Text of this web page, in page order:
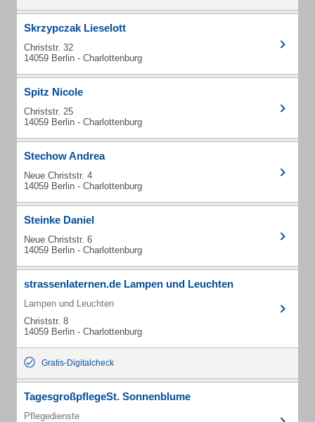
Skrzypczak Lieselott
Christstr. 32
14059 Berlin - Charlottenburg
Spitz Nicole
Christstr. 25
14059 Berlin - Charlottenburg
Stechow Andrea
Neue Christstr. 4
14059 Berlin - Charlottenburg
Steinke Daniel
Neue Christstr. 6
14059 Berlin - Charlottenburg
strassenlaternen.de Lampen und Leuchten
Lampen und Leuchten
Christstr. 8
14059 Berlin - Charlottenburg
Gratis-Digitalcheck
TagesgroßpflegeSt. Sonnenblume
Pflegedienste